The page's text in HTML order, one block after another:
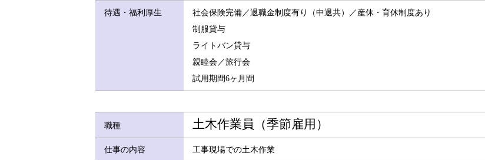
待遇・福利厚生
社会保険完備／退職金制度有り（中退共）／産休・育休制度あり
制服貸与
ライトバン貸与
親睦会／旅行会
試用期間6ヶ月間
職種 土木作業員（季節雇用）
仕事の内容 工事現場での土木作業